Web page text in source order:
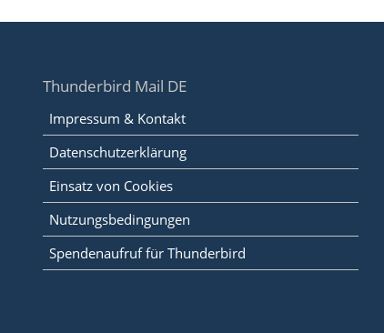
Thunderbird Mail DE
Impressum & Kontakt
Datenschutzerklärung
Einsatz von Cookies
Nutzungsbedingungen
Spendenaufruf für Thunderbird